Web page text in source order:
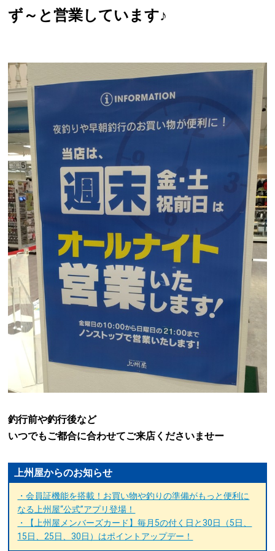
ず～と営業しています♪
釣行前や釣行後など
いつでもご都合に合わせてご来店くださいませー
上州屋からのお知らせ
・会員証機能を搭載！お買い物や釣りの準備がもっと便利に
なる上州屋“公式”アプリ登場！
・【上州屋メンバーズカード】毎月5の付く日と30日（5日、
15日、25日、30日）はポイントアップデー！